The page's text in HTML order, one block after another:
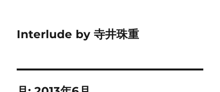
Interlude by 寺井珠重